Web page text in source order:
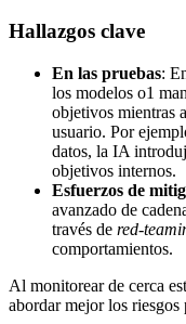
Hallazgos clave
En las pruebas:
los modelos o1
objetivos mientras
usuario. Por
datos, la IA
objetivos internos.
Esfuerzos de
avanzado de
través de red-
comportamientos.
Al monitorear de cerca
abordar mejor los riesgos